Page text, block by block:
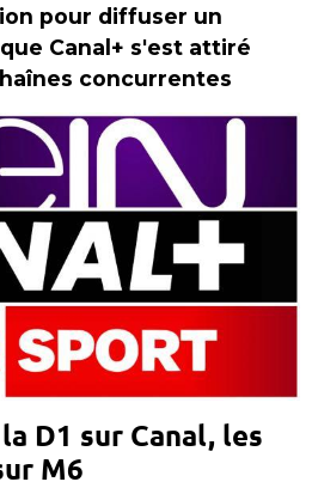
pour diffuser un
Canal+ s'est attiré
concurrentes
D1 sur Canal, les
M6